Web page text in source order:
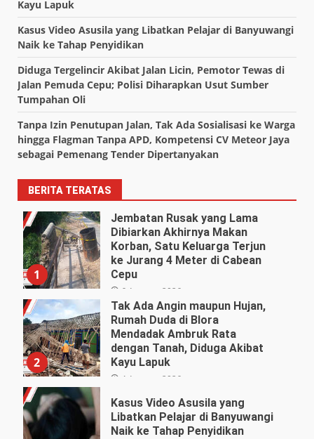
Kayu Lapuk
Kasus Video Asusila yang Libatkan Pelajar di Banyuwangi
Naik ke Tahap Penyidikan
Diduga Tergelincir Akibat Jalan Licin, Pemotor Tewas di
Jalan Pemuda Cepu; Polisi Diharapkan Usut Sumber
Tumpahan Oli
Tanpa Izin Penutupan Jalan, Tak Ada Sosialisasi ke Warga
hingga Flagman Tanpa APD, Kompetensi CV Meteor Jaya
sebagai Pemenang Tender Dipertanyakan
BERITA TERATAS
1
Jembatan Rusak yang Lama
Dibiarkan Akhirnya Makan
Korban, Satu Keluarga Terjun
ke Jurang 4 Meter di Cabean
Cepu
6 Agustus 2026
2
Tak Ada Angin maupun Hujan,
Rumah Duda di Blora
Mendadak Ambruk Rata
dengan Tanah, Diduga Akibat
Kayu Lapuk
4 Agustus 2026
Kasus Video Asusila yang
Libatkan Pelajar di Banyuwangi
Naik ke Tahap Penyidikan